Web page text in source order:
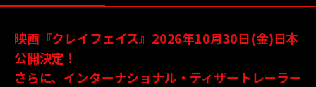
映画『クレイフェイス』2026年10月30日(金)日本
公開決定！
さらに、インターナショナル・ティザートレーラー